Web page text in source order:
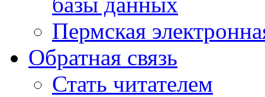
Пермская
Обратная связь
Стать читателем